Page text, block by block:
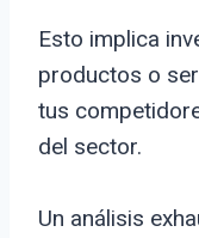
Esto implica
productos o
tus
del sector.
Un análisis